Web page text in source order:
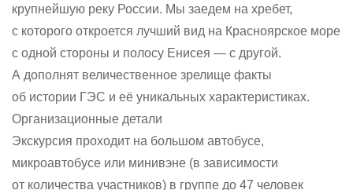
крупнейшую реку России. Мы заедем на хребет,
с которого откроется лучший вид на Красноярское море
с одной стороны и полосу Енисея — с другой.
А дополнят величественное зрелище факты
об истории ГЭС и её уникальных характеристиках.
Организационные детали
Экскурсия проходит на большом автобусе,
микроавтобусе или минивэне (в зависимости
от количества участников) в группе до 47 человек